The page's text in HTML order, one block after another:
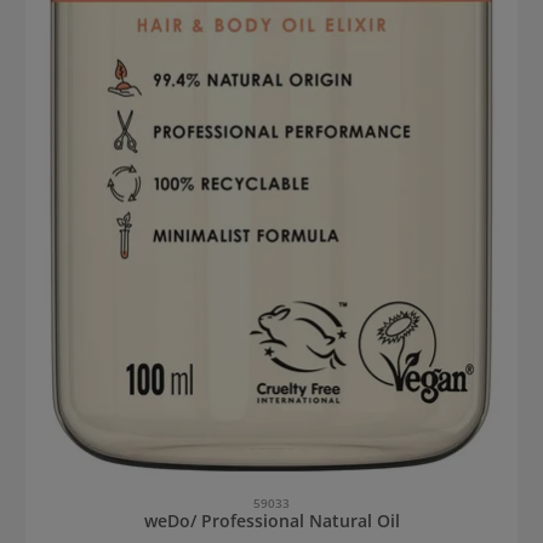
59033
weDo/ Professional Natural Oil